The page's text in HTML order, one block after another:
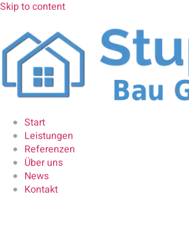
Skip to content
Start
Leistungen
Referenzen
Über uns
News
Kontakt